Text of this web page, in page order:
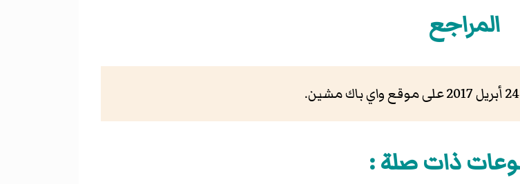
المراجع
24 أبريل 2017 على موقع واي باك مشين.
ذات صلة :